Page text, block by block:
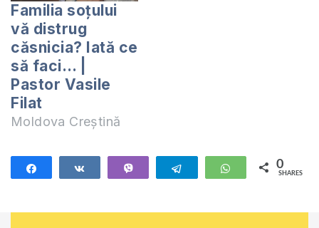
Familia soțului
vă distrug
căsnicia? Iată ce
să faci… |
Pastor Vasile
Filat
Moldova Creștină
Telegram WhatsApp
0
SHARES